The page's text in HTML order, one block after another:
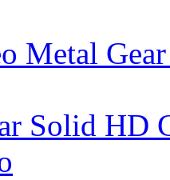
Metal
Solid HD